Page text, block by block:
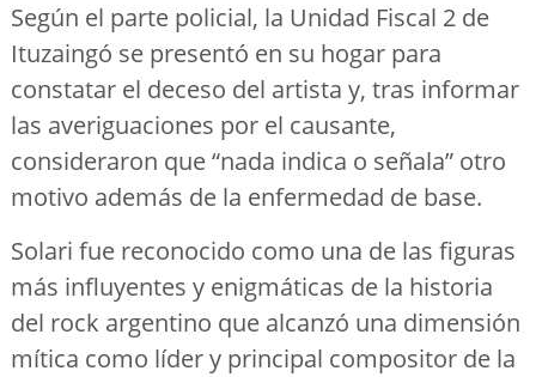
Según el parte policial, la Unidad Fiscal 2 de
Ituzaingó se presentó en su hogar para
constatar el deceso del artista y, tras informar
las averiguaciones por el causante,
consideraron que “nada indica o señala” otro
motivo además de la enfermedad de base.
Solari fue reconocido como una de las figuras
más influyentes y enigmáticas de la historia
del rock argentino que alcanzó una dimensión
mítica como líder y principal compositor de la